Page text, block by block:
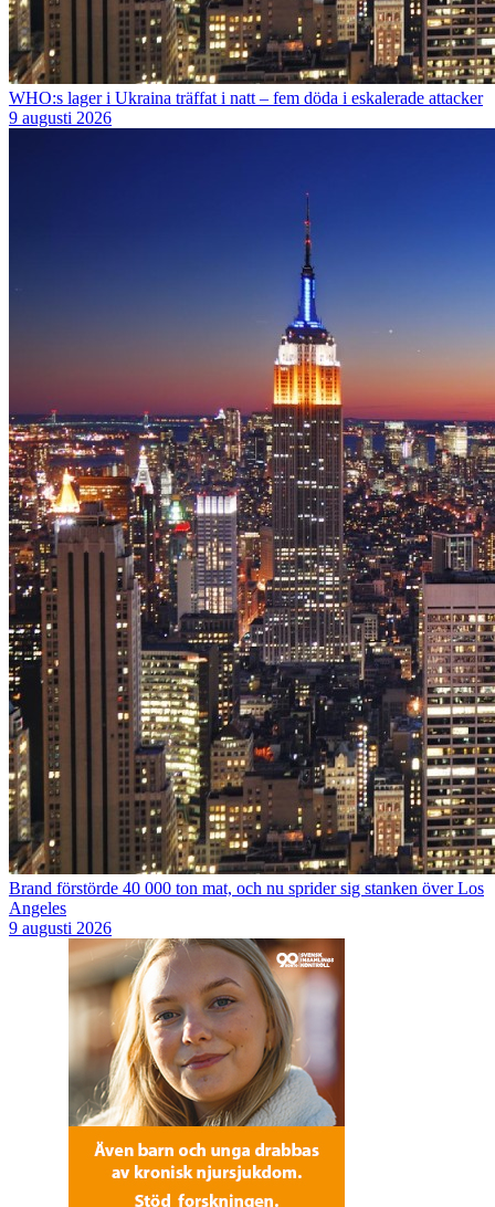
WHO:s lager i Ukraina träffat i natt – fem döda i eskalerade attacker
9 augusti 2026
Brand förstörde 40 000 ton mat, och nu sprider sig stanken över Los
Angeles
9 augusti 2026